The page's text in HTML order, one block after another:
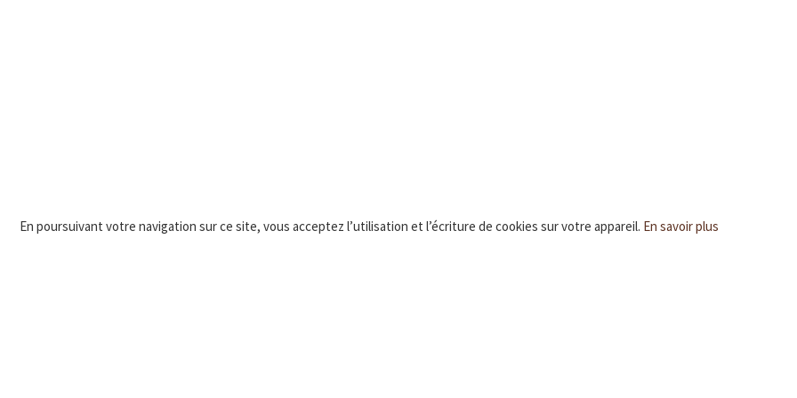
En poursuivant votre navigation sur ce site, vous acceptez l’utilisation et l’écriture de cookies sur votre appareil. En savoir plus